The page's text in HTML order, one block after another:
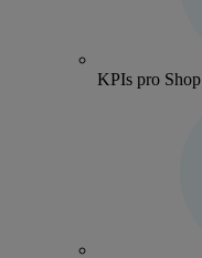
KPIs pro Shop